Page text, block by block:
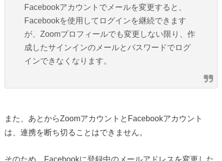
Facebookアカウントでメールを変更すると、
Facebookを使用してログインを継続できます
が、Zoomプロフィールでも変更しない限り、作
成したサインインのメールとパスワードでログ
インできなくなります。
また、あとからZoomアカウントとFacebookアカウント
は、連携を断ち切ることはできません。
そのため、Facebookに登録中のメールアドレスを変更した